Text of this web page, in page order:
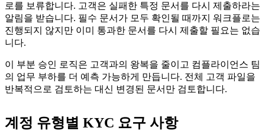
로를 보류합니다. 고객은 실패한 특정 문서를 다시 제출하라는
알림을 받습니다. 필수 문서가 모두 확인될 때까지 워크플로는
진행되지 않지만 이미 통과한 문서를 다시 제출할 필요는 없습
니다.
이 부분 승인 로직은 고객과의 왕복을 줄이고 컴플라이언스 팀
의 업무 부하를 더 예측 가능하게 만듭니다. 전체 고객 파일을
반복적으로 검토하는 대신 변경된 문서만 검토합니다.
계정 유형별 KYC 요구 사항